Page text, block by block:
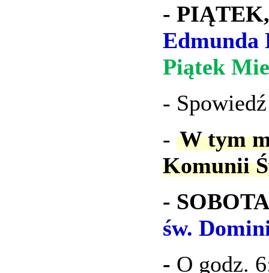
-
Edmunda
Piątek
-
- W tym
Komunii
-
św.
- O godz.